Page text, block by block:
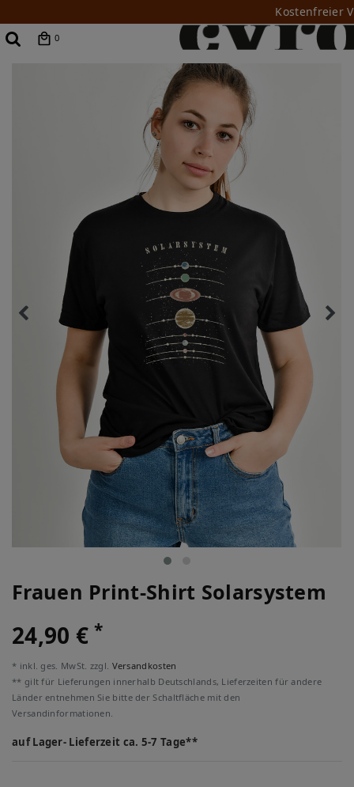
Kostenfreier
0
Frauen Print-Shirt Solarsystem
24,90 €*
* inkl. ges. MwSt. zzgl. Versandkosten
** gilt für Lieferungen innerhalb Deutschlands, Lieferzeiten für andere
Länder entnehmen Sie bitte der Schaltfläche mit den
Versandinformationen.
auf Lager- Lieferzeit ca. 5-7 Tage**